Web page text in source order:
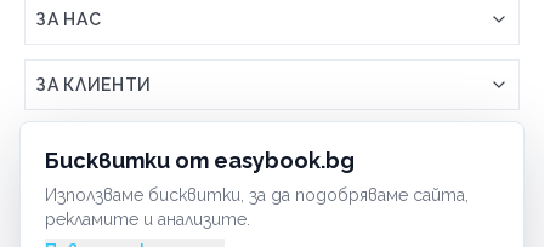
Бисквитки от easybook.bg
Използваме бисквитки, за да подобряваме сайта,
рекламите и анализите.
ЗА НАС
Връзка с easybook.bg
Как работи easybook
Често задавани въпроси
ЗА КЛИЕНТИ
Условия за ползване
GDPR политика
ЗА ТЪРГОВЦИ
Включи бизнеса си
ОБЩИ